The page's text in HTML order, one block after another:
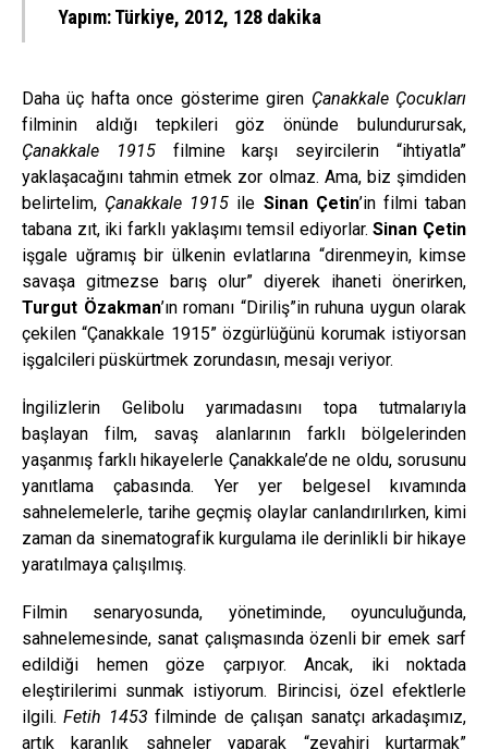
Yapım: Türkiye, 2012, 128 dakika
Daha üç hafta once gösterime giren Çanakkale Çocukları
filminin aldığı tepkileri göz önünde bulundurursak,
Çanakkale 1915filmine karşı seyircilerin “ihtiyatla”
yaklaşacağını tahmin etmek zor olmaz. Ama, biz şimdiden
belirtelim, Çanakkale 1915 ile Sinan Çetin’in filmi taban
tabana zıt, iki farklı yaklaşımı temsil ediyorlar.Sinan Çetin
işgale uğramış bir ülkenin evlatlarına “direnmeyin, kimse
savaşa gitmezse barış olur” diyerek ihaneti önerirken,
Turgut Özakman’ın romanı “Diriliş”in ruhuna uygun olarak
çekilen “Çanakkale 1915” özgürlüğünü korumak istiyorsan
işgalcileri püskürtmek zorundasın, mesajı veriyor.
İngilizlerin Gelibolu yarımadasını topa tutmalarıyla
başlayan film, savaş alanlarının farklı bölgelerinden
yaşanmış farklı hikayelerle Çanakkale’de ne oldu, sorusunu
yanıtlama çabasında. Yer yer belgesel kıvamında
sahnelemelerle, tarihe geçmiş olaylar canlandırılırken, kimi
zaman da sinematografik kurgulama ile derinlikli bir hikaye
yaratılmaya çalışılmış.
Filmin senaryosunda, yönetiminde, oyunculuğunda,
sahnelemesinde, sanat çalışmasında özenli bir emek sarf
edildiği hemen göze çarpıyor. Ancak, iki noktada
eleştirilerimi sunmak istiyorum. Birincisi, özel efektlerle
ilgili.Fetih 1453filminde de çalışan sanatçı arkadaşımız,
artık karanlık sahneler yaparak “zevahiri kurtarmak”